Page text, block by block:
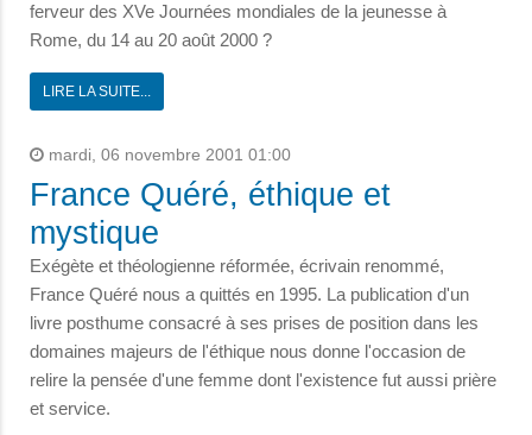
ferveur des XVe Journées mondiales de la jeunesse à
Rome, du 14 au 20 août 2000 ?
LIRE LA SUITE...
mardi, 06 novembre 2001 01:00
France Quéré, éthique et
mystique
Exégète et théologienne réformée, écrivain renommé,
France Quéré nous a quittés en 1995. La publication d'un
livre posthume consacré à ses prises de position dans les
domaines majeurs de l'éthique nous donne l'occasion de
relire la pensée d'une femme dont l'existence fut aussi prière
et service.